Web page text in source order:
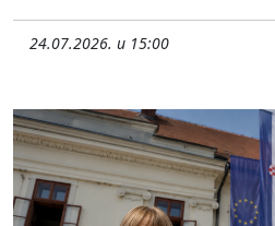
24.07.2026. u 15:00